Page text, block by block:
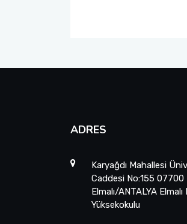
ADRES
Karyağdı Mahallesi
Caddesi No:155 07700
Elmalı/ANTALYA Elmalı
Yüksekokulu